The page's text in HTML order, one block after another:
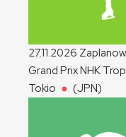
27.11.2026
Grand Prix NHK
Tokio
(JPN)